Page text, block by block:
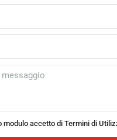
modulo accetto di Termini di